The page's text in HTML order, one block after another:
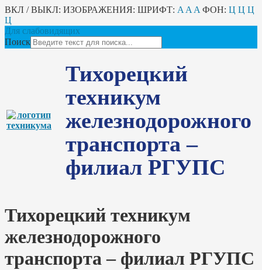
ВКЛ / ВЫКЛ: ИЗОБРАЖЕНИЯ: ШРИФТ: A A A ФОН: Ц Ц Ц
Ц
Для слабовидящих
Поиск
Тихорецкий
техникум
железнодорожного
транспорта –
филиал РГУПС
Тихорецкий техникум
железнодорожного
транспорта – филиал РГУПС